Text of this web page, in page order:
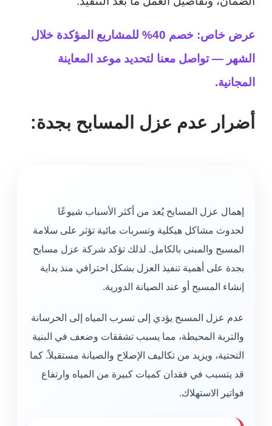
عرض خاص: خصم 40% للمشاريع المؤكدة خلال
الشهر — تواصل معنا لتحديد موعد المعاينة
المجانية.
أضرار عدم عزل المسابح بجدة:
إهمال عزل المسابح يُعد من أكثر الأسباب شيوعًا
لحدوث مشاكل هيكلية وتسربات مائية تؤثر على سلامة
المسبح والمبنى بالكامل. لذلك تؤكد شركة عزل مسابح
بجدة على أهمية تنفيذ العزل بشكل احترافي منذ بداية
إنشاء المسبح أو عند الصيانة الدورية.
عدم عزل المسبح يؤدي إلى تسرب المياه إلى الخرسانة
والتربة المحيطة، مما يسبب تشققات وضعف في البنية
التحتية، ويزيد من تكاليف الإصلاح والصيانة مستقبلاً. كما
قد يتسبب في فقدان كميات كبيرة من المياه وارتفاع
فواتير الاستهلاك.